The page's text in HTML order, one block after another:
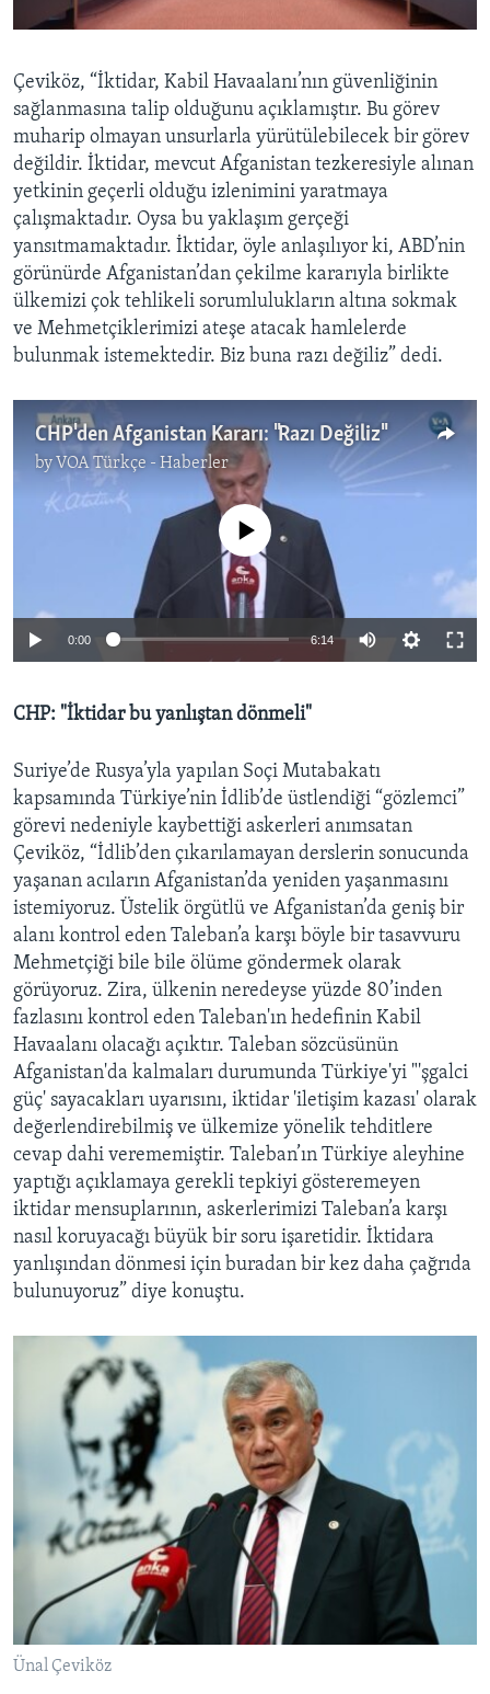
Çeviköz, “İktidar, Kabil Havaalanı’nın güvenliğinin
sağlanmasına talip olduğunu açıklamıştır. Bu görev
muharip olmayan unsurlarla yürütülebilecek bir görev
değildir. İktidar, mevcut Afganistan tezkeresiyle alınan
yetkinin geçerli olduğu izlenimini yaratmaya
çalışmaktadır. Oysa bu yaklaşım gerçeği
yansıtmamaktadır. İktidar, öyle anlaşılıyor ki, ABD’nin
görünürde Afganistan’dan çekilme kararıyla birlikte
ülkemizi çok tehlikeli sorumlulukların altına sokmak
ve Mehmetçiklerimizi ateşe atacak hamlelerde
bulunmak istemektedir. Biz buna razı değiliz” dedi.
CHP'den Afganistan Kararı: "Razı Değiliz"
byVOA Türkçe - Haberler
No media source currently available
0:00 6:14
CHP: "İktidar bu yanlıştan dönmeli"
Suriye’de Rusya’yla yapılan Soçi Mutabakatı
kapsamında Türkiye’nin İdlib’de üstlendiği “gözlemci”
görevi nedeniyle kaybettiği askerleri anımsatan
Çeviköz, “İdlib’den çıkarılamayan derslerin sonucunda
yaşanan acıların Afganistan’da yeniden yaşanmasını
istemiyoruz. Üstelik örgütlü ve Afganistan’da geniş bir
alanı kontrol eden Taleban’a karşı böyle bir tasavvuru
Mehmetçiği bile bile ölüme göndermek olarak
görüyoruz. Zira, ülkenin neredeyse yüzde 80’inden
fazlasını kontrol eden Taleban'ın hedefinin Kabil
Havaalanı olacağı açıktır. Taleban sözcüsünün
Afganistan'da kalmaları durumunda Türkiye'yi "'şgalci
güç' sayacakları uyarısını, iktidar 'iletişim kazası' olarak
değerlendirebilmiş ve ülkemize yönelik tehditlere
cevap dahi verememiştir. Taleban’ın Türkiye aleyhine
yaptığı açıklamaya gerekli tepkiyi gösteremeyen
iktidar mensuplarının, askerlerimizi Taleban’a karşı
nasıl koruyacağı büyük bir soru işaretidir. İktidara
yanlışından dönmesi için buradan bir kez daha çağrıda
bulunuyoruz” diye konuştu.
Ünal Çeviköz